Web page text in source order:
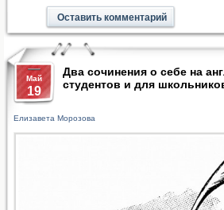
Оставить комментарий
Май
19
Два сочинения о себе на
студентов и для
Елизавета Морозова